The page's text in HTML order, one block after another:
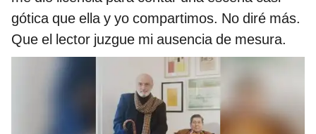
gótica que ella y yo compartimos. No diré más.
Que el lector juzgue mi ausencia de mesura.